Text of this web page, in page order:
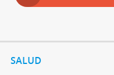
SALUD